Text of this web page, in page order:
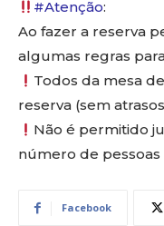
#Atenção:
Ao fazer a reserva
algumas regras
Todos da mesa
reserva (sem
Não é permitido
número de pessoas
Facebook